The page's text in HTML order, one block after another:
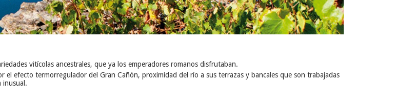
vitícolas ancestrales, que ya los emperadores romanos disfrutaban.
efecto termorregulador del Gran Cañón, proximidad del río a sus terrazas y bancales que son trabajadas
inusual.